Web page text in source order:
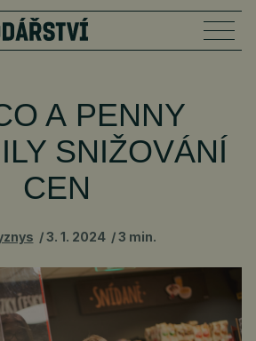
A PENNY
SNIŽOVÁNÍ
CEN
3. 1. 2024 3 min.